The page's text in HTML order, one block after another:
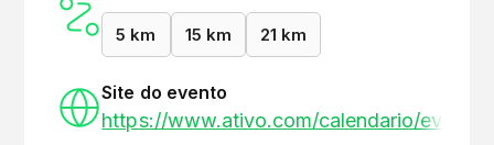
5 km 15 km 21 km
Site do evento
https://www.ativo.com/calendario/